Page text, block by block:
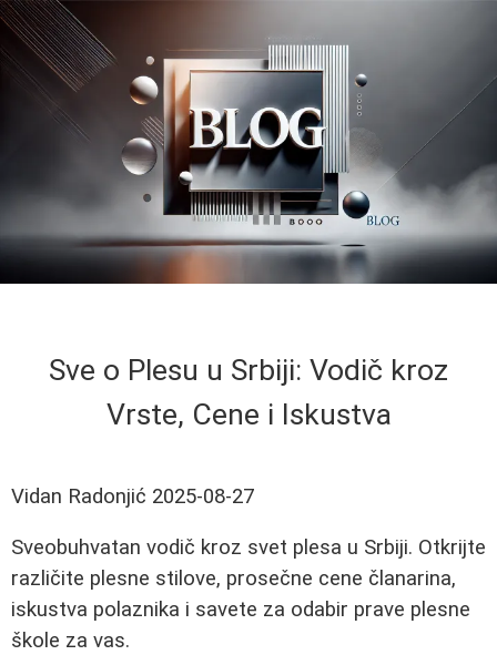
Sve o Plesu u Srbiji: Vodič kroz
Vrste, Cene i Iskustva
Vidan Radonjić 2025-08-27
Sveobuhvatan vodič kroz svet plesa u Srbiji. Otkrijte
različite plesne stilove, prosečne cene članarina,
iskustva polaznika i savete za odabir prave plesne
škole za vas.